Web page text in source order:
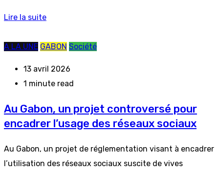
Lire la suite
A LA UNE GABON Société
13 avril 2026
1 minute read
Au Gabon, un projet controversé pour
encadrer l’usage des réseaux sociaux
Au Gabon, un projet de réglementation visant à encadrer
l’utilisation des réseaux sociaux suscite de vives